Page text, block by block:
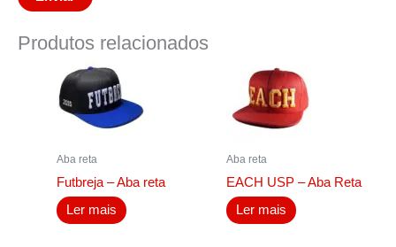
Produtos relacionados
Aba reta
Futbreja – Aba reta
Ler mais
Aba reta
EACH USP – Aba Reta
Ler mais